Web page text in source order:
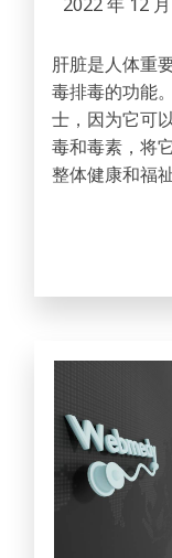
肝脏是人体重
毒排毒的功能
士，因为它可
毒和毒素，将
整体健康和福